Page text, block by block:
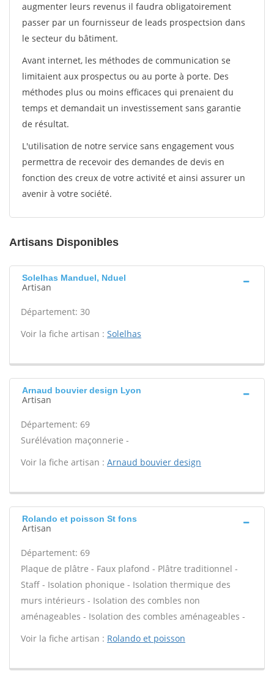
augmenter leurs revenus il faudra obligatoirement
passer par un fournisseur de leads prospectsion dans
le secteur du bâtiment.
Avant internet, les méthodes de communication se
limitaient aux prospectus ou au porte à porte. Des
méthodes plus ou moins efficaces qui prenaient du
temps et demandait un investissement sans garantie
de résultat.
L'utilisation de notre service sans engagement vous
permettra de recevoir des demandes de devis en
fonction des creux de votre activité et ainsi assurer un
avenir à votre société.
Artisans Disponibles
Solelhas Manduel, Nduel
Artisan
Département: 30
Voir la fiche artisan : Solelhas
Arnaud bouvier design Lyon
Artisan
Département: 69
Surélévation maçonnerie -
Voir la fiche artisan : Arnaud bouvier design
Rolando et poisson St fons
Artisan
Département: 69
Plaque de plâtre - Faux plafond - Plâtre traditionnel -
Staff - Isolation phonique - Isolation thermique des
murs intérieurs - Isolation des combles non
aménageables - Isolation des combles aménageables -
Voir la fiche artisan : Rolando et poisson